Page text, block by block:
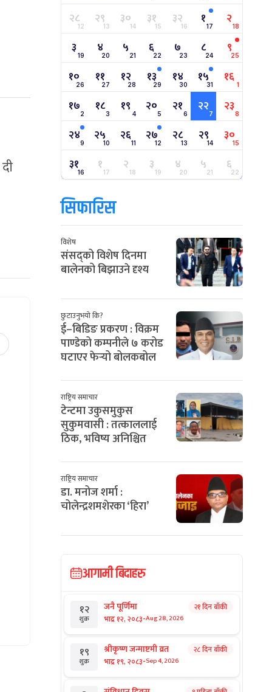
२८12 २९13 ३०14 ३१15 ३२16 १17 २18
३ 19 ४20 ५ 21 ६22 ७23 ८24 ९25
१०26 ११27 १२28 १३29 १४30 १५31 १६ 1
१७2 १८3 १९ 4 २०5 २१6 २२7 २३8
२४9 २५10 २६11 २७12 २८13 २९14 ३०15
३१16 १17 २18 ३19 ४20 ५21 ६22
सिफारिस
विशेष
संसद्को विशेष दिनमा
बालेनको बिझाउने दृश्य
छुटाउनुभयो कि?
ई–बिडिङ प्रकरण : विक्रम
पाण्डेको कम्पनीले ७ करोड
घटाएर फेर्‍यो बोलकबोल
राष्ट्रिय समाचार
टेन्टमा उकुसमुकुस
सुकुमवासी : तत्काललाई
ठिक, भविष्य अनिश्चित
राष्ट्रिय समाचार
डा. मनोज शर्मा :
चोलेन्द्रशमशेरका ‘हिरा’
आगामी बिदाहरु
१२
शुक्र
जनै पूर्णिमा
भाद्र १२, २०८३-Aug 28, 2026
२१ दिन बाँकी
१९
शुक्र
श्रीकृष्ण जन्माष्टमी व्रत
भाद्र १९, २०८३-Sep 4, 2026
२८ दिन बाँकी